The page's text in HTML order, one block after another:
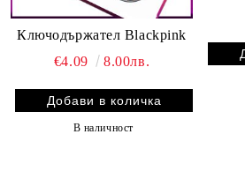
Ключодържател Blackpink
€4.09
8.00лв.
В наличност